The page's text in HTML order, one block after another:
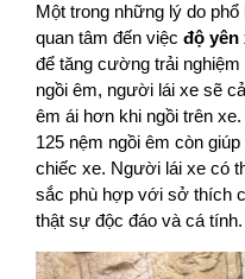
Một trong những lý do
quan tâm đến việc độ yên
để tăng cường trải
ngồi êm, người lái xe sẽ
êm ái hơn khi ngồi trên
125 nệm ngồi êm còn
chiếc xe. Người lái xe có
sắc phù hợp với sở thích
thật sự độc đáo và cá tính.